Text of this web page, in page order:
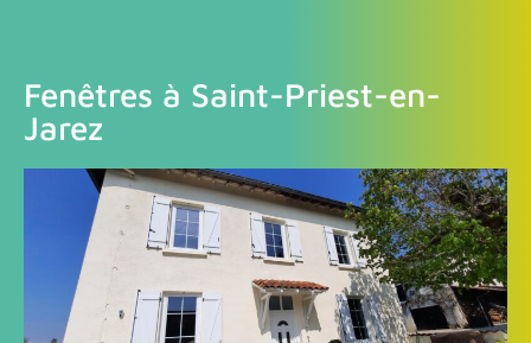
Fenêtres à Saint-Priest-en-
Jarez